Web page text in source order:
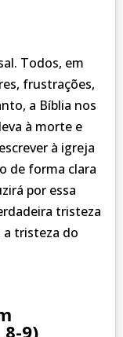
Todos, em
frustrações,
a Bíblia nos
à morte e
à igreja
de forma clara
por essa
tristeza
tristeza do
9)